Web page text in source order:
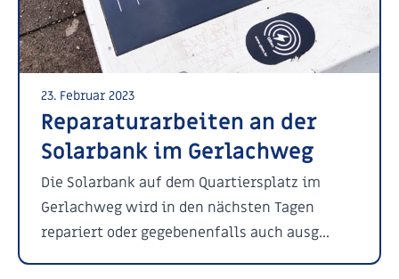
23. Februar 2023
Reparaturarbeiten an der
Solarbank im Gerlachweg
Die Solarbank auf dem Quartiersplatz im
Gerlachweg wird in den nächsten Tagen
repariert oder gegebenenfalls auch ausg...